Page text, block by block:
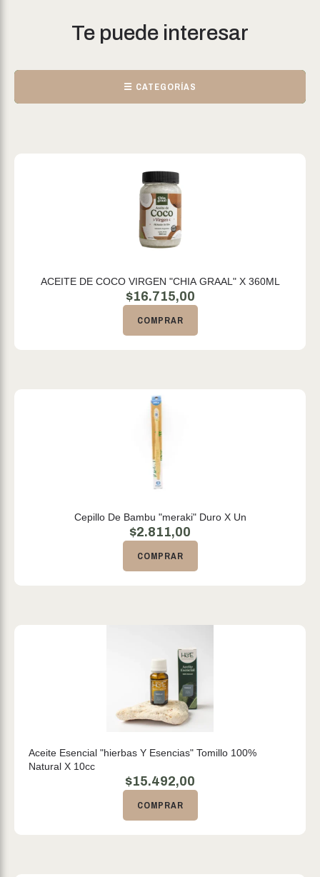
Te puede interesar
☰ CATEGORÍAS
ACEITE DE COCO VIRGEN "CHIA GRAAL" X 360ML
$16.715,00
COMPRAR
Cepillo De Bambu "meraki" Duro X Un
$2.811,00
COMPRAR
Aceite Esencial "hierbas Y Esencias" Tomillo 100%
Natural X 10cc
$15.492,00
COMPRAR